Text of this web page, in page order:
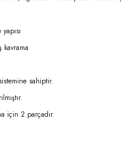
kavrama
sahiptir.
için 2 parçadır.